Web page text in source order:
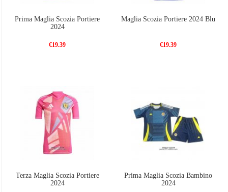
Prima Maglia Scozia Portiere
2024
€19.39
Maglia Scozia Portiere 2024 Blu
€19.39
Terza Maglia Scozia Portiere
2024
Prima Maglia Scozia Bambino
2024